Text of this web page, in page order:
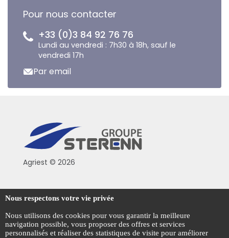
Pour nous contacter
+33 (0)3 84 92 76 76
Lundi au vendredi : 7h30 à 18h, sauf le
vendredi 17h
Par email
Agriest © 2026
Conditions générales de vente
Mentions légales
Politique de confidentialité
Nous respectons votre vie privée
Nous utilisons des cookies pour vous garantir la meilleure
navigation possible, vous proposer des offres et services
personnalisés et réaliser des statistiques de visite pour améliorer